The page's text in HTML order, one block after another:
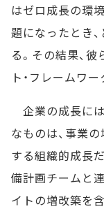
はゼロ成長の環
題になったとき
る。その結果、
ト・フレームワー
企業の成長に
なものは、事業
する組織的成長
備計画チームと
イトの増改築を